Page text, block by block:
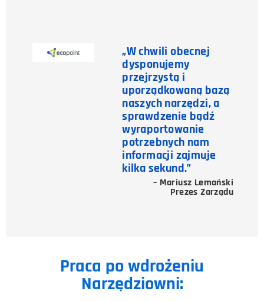
„W chwili obecnej
dysponujemy
przejrzystą i
uporządkowaną bazą
naszych narzędzi, a
sprawdzenie bądź
wyraportowanie
potrzebnych nam
informacji zajmuje
kilka sekund.”
– Mariusz Lemański
Prezes Zarządu
Praca po wdrożeniu
Narzędziowni: